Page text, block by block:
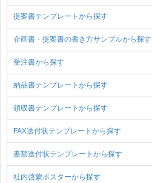
提案書テンプレートから探す
企画書・提案書の書き方サンプルから探す
受注書から探す
納品書テンプレートから探す
領収書テンプレートから探す
FAX送付状テンプレートから探す
書類送付状テンプレートから探す
社内啓蒙ポスターから探す